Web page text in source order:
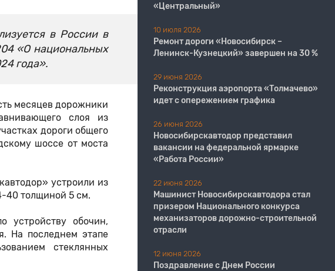
в России в
«О национальных
года».
месяцев дорожники
слоя из
дороги общего
шоссе от моста
устроили из
40 толщиной 5 см.
устройству обочин,
На последнем этапе
стеклянных
«Центральный»
10 июля 2026
Ремонт дороги «Новосибирск –
Ленинск-Кузнецкий» завершен на 30 %
29 июня 2026
Реконструкция аэропорта «Толмачево»
идет с опережением графика
26 июня 2026
Новосибирскавтодор представил
вакансии на федеральной ярмарке
«Работа России»
22 июня 2026
Машинист Новосибирскавтодора стал
призером Национального конкурса
механизаторов дорожно-строительной
отрасли
12 июня 2026
Поздравление с Днем России